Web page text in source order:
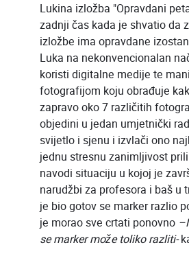
Lukina izložba "Opravdani
zadnji čas kada je shvatio da
izložbe ima opravdane
Luka na nekonvencionalan
koristi digitalne medije te
fotografijom koju obrađuje
zapravo oko 7 različitih
objedini u jedan umjetnički
svijetlo i sjenu i izvlači ono
jednu stresnu zanimljivost
navodi situaciju u kojoj je
narudžbi za profesora i baš u
je bio gotov se marker razlio
je morao sve crtati ponovno
se marker može toliko razliti-